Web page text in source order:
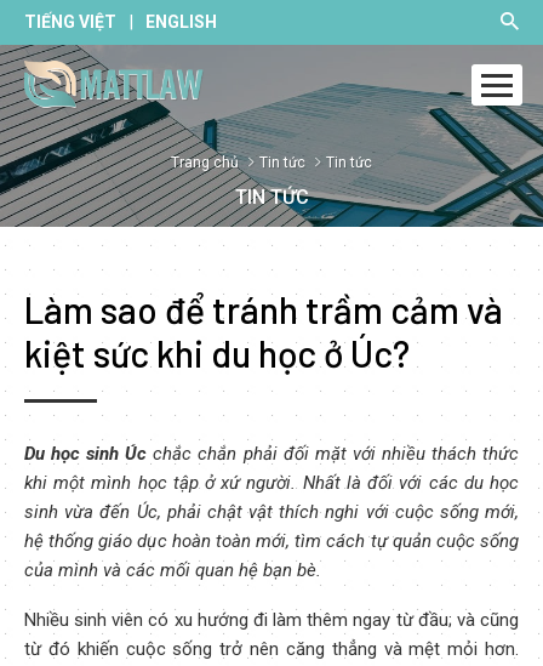
TIẾNG VIỆT | ENGLISH
Trang chủ Tin tức Tin tức
TIN TỨC
Làm sao để tránh trầm cảm và
kiệt sức khi du học ở Úc?
Du học sinh Úc chắc chắn phải đối mặt với nhiều thách thức
khi một mình học tập ở xứ người. Nhất là đối với các du học
sinh vừa đến Úc, phải chật vật thích nghi với cuộc sống mới,
hệ thống giáo dục hoàn toàn mới, tìm cách tự quản cuộc sống
của mình và các mối quan hệ bạn bè.
Nhiều sinh viên có xu hướng đi làm thêm ngay từ đầu; và cũng
từ đó khiến cuộc sống trở nên căng thẳng và mệt mỏi hơn.